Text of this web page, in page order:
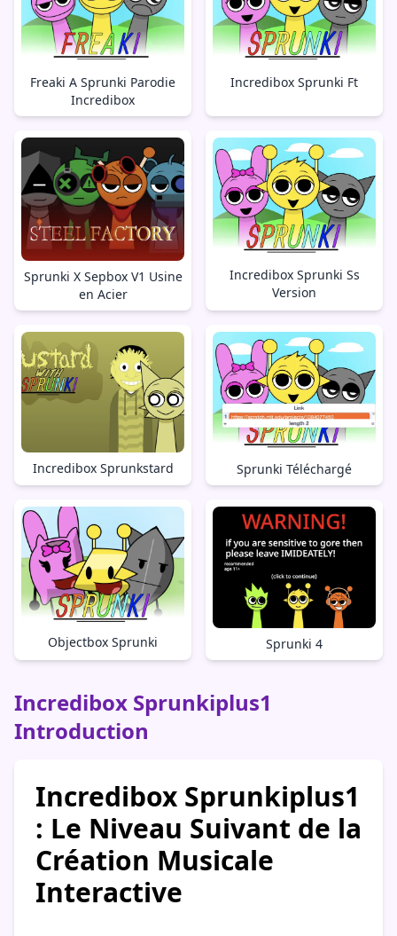
Freaki A Sprunki Parodie
Incredibox
Incredibox Sprunki Ft
Sprunki X Sepbox V1 Usine
en Acier
Incredibox Sprunki Ss
Version
Incredibox Sprunkstard Sprunki Téléchargé
Objectbox Sprunki Sprunki 4
Incredibox Sprunkiplus1
Introduction
Incredibox Sprunkiplus1
: Le Niveau Suivant de la
Création Musicale
Interactive